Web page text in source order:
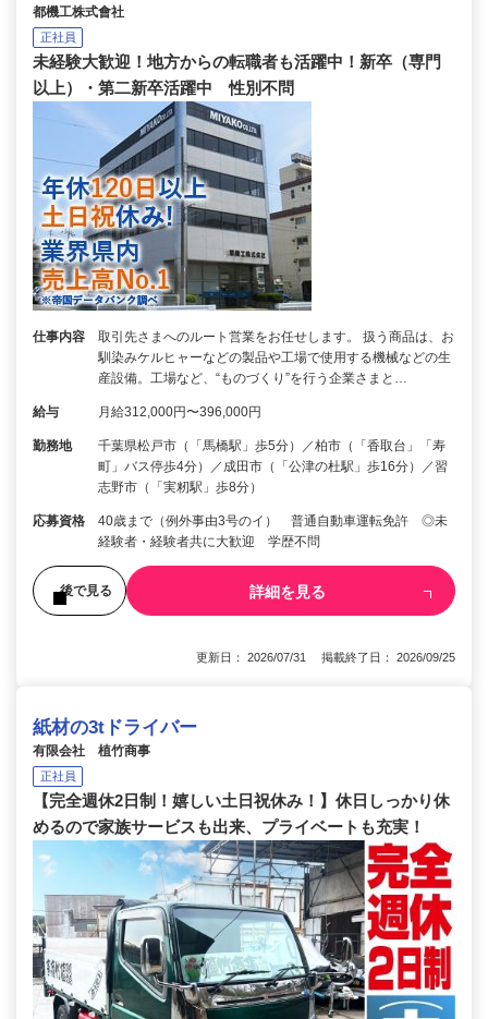
都機工株式會社
正社員
未経験大歓迎！地方からの転職者も活躍中！新卒（専門
以上）・第二新卒活躍中 性別不問
仕事内容
取引先さまへのルート営業をお任せします。 扱う商品は、お
馴染みケルヒャーなどの製品や工場で使用する機械などの生
産設備。工場など、“ものづくり”を行う企業さまと…
給与 月給312,000円〜396,000円
勤務地
千葉県松戸市（「馬橋駅」歩5分）／柏市（「香取台」「寿
町」バス停歩4分）／成田市（「公津の杜駅」歩16分）／習
志野市（「実籾駅」歩8分）
応募資格
40歳まで（例外事由3号のイ） 普通自動車運転免許 ◎未
経験者・経験者共に大歓迎 学歴不問
後で見る 詳細を見る
更新日： 2026/07/31 掲載終了日： 2026/09/25
紙材の3tドライバー
有限会社 植竹商事
正社員
【完全週休2日制！嬉しい土日祝休み！】休日しっかり休
めるので家族サービスも出来、プライベートも充実！